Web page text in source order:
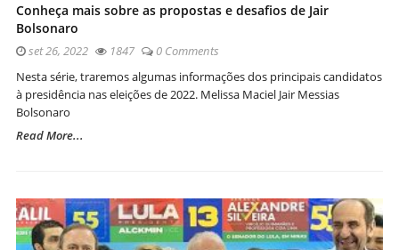
Conheça mais sobre as propostas e desafios de Jair
Bolsonaro
set 26, 2022 1847
0 Comments
Nesta série, traremos algumas informações dos principais candidatos
à presidência nas eleições de 2022. Melissa Maciel Jair Messias
Bolsonaro
Read More...